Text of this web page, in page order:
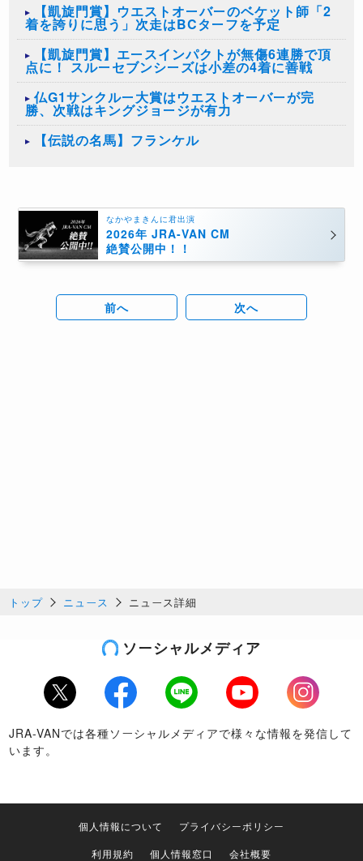
【凱旋門賞】ウエストオーバーのベケット師「2
着を誇りに思う」次走はBCターフを予定
【凱旋門賞】エースインパクトが無傷6連勝で頂
点に！ スルーセブンシーズは小差の4着に善戦
仏G1サンクルー大賞はウエストオーバーが完
勝、次戦はキングジョージが有力
【伝説の名馬】フランケル
なかやまきんに君出演
2026年 JRA-VAN CM
絶賛公開中！！
前へ 次へ
トップ ニュース ニュース詳細
ソーシャルメディア
Twitter Facebook LINE Youtube
Instagram
JRA-VANでは各種ソーシャルメディアで様々な情報を発信して
います。
個人情報について
プライバシーポリシー
利用規約
個人情報窓口 会社概要